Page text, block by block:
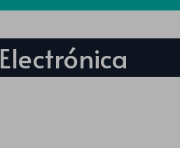
Electrónica